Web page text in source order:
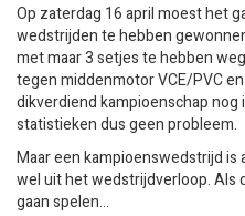
Op zaterdag 16 april moest het
wedstrijden te hebben
met maar 3 setjes te hebben
tegen middenmotor VCE/PVC
dikverdiend kampioenschap nog
statistieken dus geen probleem.
Maar een kampioenswedstrijd is
wel uit het wedstrijdverloop. Als
gaan spelen…